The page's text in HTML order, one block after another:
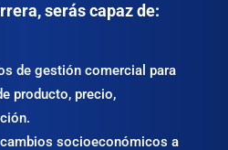
serás capaz de:
de gestión comercial para
producto, precio,
socioeconómicos a